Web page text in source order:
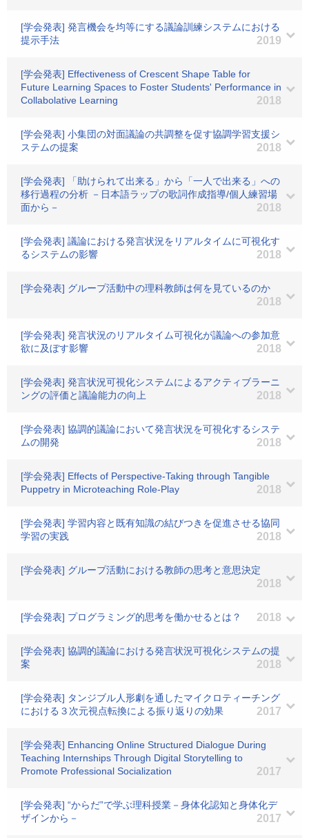
[学会発表] 発言機会を均等にする議論訓練システムにおける
提示手法
2019
[学会発表] Effectiveness of Crescent Shape Table for
Future Learning Spaces to Foster Students' Performance in
Collabolative Learning
2018
[学会発表] 小集団の対面議論の共調整を促す協調学習支援シ
ステムの提案
2018
[学会発表] 「助けられて出来る」から「一人で出来る」への
移行過程の分析 －日本語ラップの歌詞作成指導/個人練習場
面から－
2018
[学会発表] 議論における発言状況をリアルタイムに可視化す
るシステムの影響
2018
[学会発表] グループ活動中の理科教師は何を見ているのか
2018
[学会発表] 発言状況のリアルタイム可視化が議論への参加意
欲に及ぼす影響
2018
[学会発表] 発言状況可視化システムによるアクティブラーニ
ングの評価と議論能力の向上
2018
[学会発表] 協調的議論において発言状況を可視化するシステ
ムの開発
2018
[学会発表] Effects of Perspective-Taking through Tangible
Puppetry in Microteaching Role-Play
2018
[学会発表] 学習内容と既有知識の結びつきを促進させる協同
学習の実践
2018
[学会発表] グループ活動における教師の思考と意思決定
2018
[学会発表] プログラミング的思考を働かせるとは？ 2018
[学会発表] 協調的議論における発言状況可視化システムの提
案
2018
[学会発表] タンジブル人形劇を通したマイクロティーチング
における３次元視点転換による振り返りの効果
2017
[学会発表] Enhancing Online Structured Dialogue During
Teaching Internships Through Digital Storytelling to
Promote Professional Socialization
2017
[学会発表] “からだ”で学ぶ理科授業－身体化認知と身体化デ
ザインから－
2017